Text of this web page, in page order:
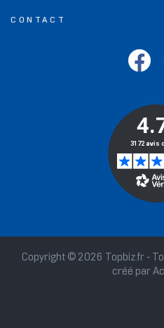
CONTACT
Copyright © 2026 Topbiz.fr -
créé par